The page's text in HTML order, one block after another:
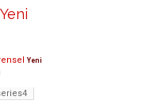
Yeni